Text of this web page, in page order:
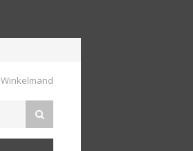
Winkelmand